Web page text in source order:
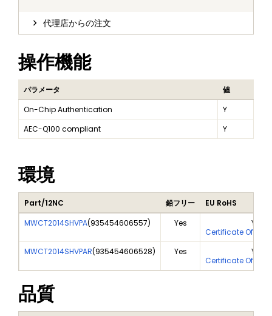
代理店からの注文
操作機能
パラメータ
値
On-Chip Authentication
Y
AEC-Q100 compliant
Y
環境
Part/12NC 鉛フリー
EU RoHS
MWCT2014SHVPA(935454606557) Yes
Yes
Certificate Of
MWCT2014SHVPAR(935454606528) Yes
Yes
Certificate Of
品質